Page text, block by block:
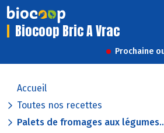
Biocoop Bric A Vrac
Prochaine
Accueil
Toutes nos recettes
Palets de fromages aux